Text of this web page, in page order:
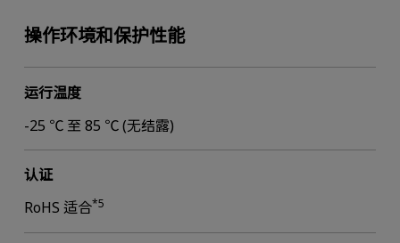
操作环境和保护性能
运行温度
-25 ℃ 至 85 ℃ (无结露)
认证
RoHS 适合*5